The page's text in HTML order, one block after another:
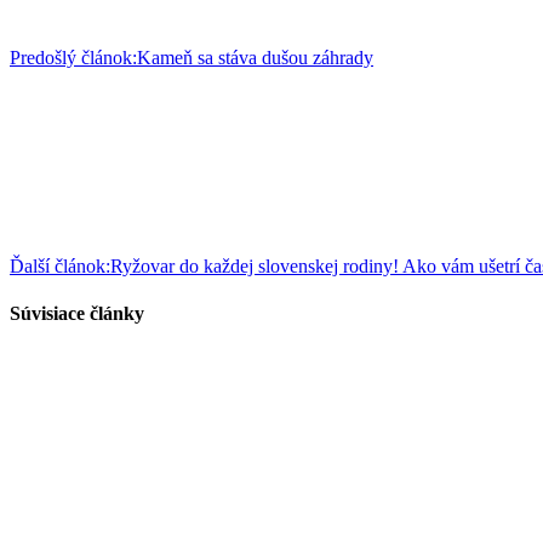
Predošlý článok:Kameň sa stáva dušou záhrady
Ďalší článok:Ryžovar do každej slovenskej rodiny! Ako vám ušetrí
Súvisiace články